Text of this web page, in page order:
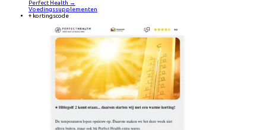
Perfect Health →
Voedingssupplementen
+ kortingscode